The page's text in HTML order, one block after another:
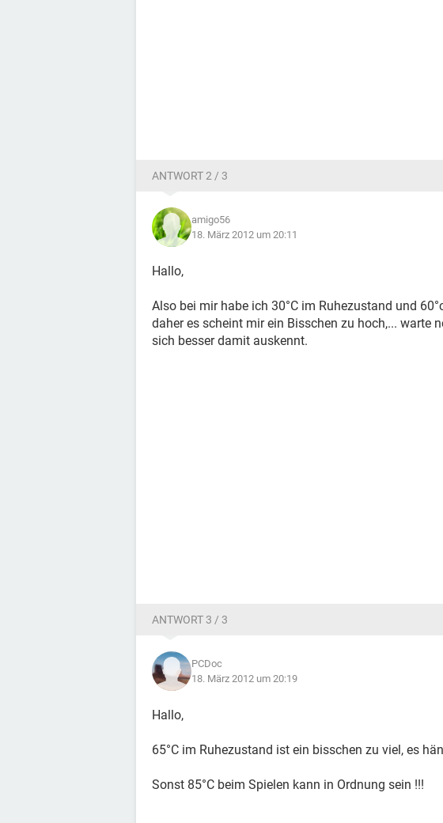
ANTWORT 2 / 3
amigo56
18. März 2012 um 20:11
Hallo,
Also bei mir habe ich 30°C im Ruhezustand und
daher es scheint mir ein Bisschen zu hoch,... warte
sich besser damit auskennt.
ANTWORT 3 / 3
PCDoc
18. März 2012 um 20:19
Hallo,
65°C im Ruhezustand ist ein bisschen zu viel, es
Sonst 85°C beim Spielen kann in Ordnung sein !!!